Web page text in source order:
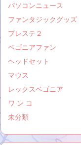
パソコンニュース
ファンタジックグッズ
プレステ２
ベゴニアファン
ヘッドセット
マウス
レックスベゴニア
ワ ン コ
未分類